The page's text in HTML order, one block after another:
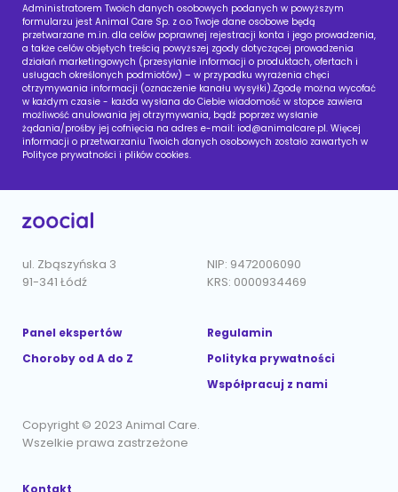
Administratorem Twoich danych osobowych podanych w powyższym
formularzu jest Animal Care Sp. z o.o Twoje dane osobowe będą
przetwarzane m.in. dla celów poprawnej rejestracji konta i jego prowadzenia,
a także celów objętych treścią powyższej zgody dotyczącej prowadzenia
działań marketingowych (przesyłanie informacji o produktach, ofertach i
usługach określonych podmiotów) – w przypadku wyrażenia chęci
otrzymywania informacji (oznaczenie kanału wysyłki).Zgodę można wycofać
w każdym czasie - każda wysłana do Ciebie wiadomość w stopce zawiera
możliwość anulowania jej otrzymywania, bądź poprzez wysłanie
żądania/prośby jej cofnięcia na adres e-mail: iod@animalcare.pl. Więcej
informacji o przetwarzaniu Twoich danych osobowych zostało zawartych w
Polityce prywatności i plików cookies.
ul. Zbąszyńska 3
91-341 Łódź
NIP: 9472006090
KRS: 0000934469
Panel ekspertów
Choroby od A do Z
Regulamin
Polityka prywatności
Współpracuj z nami
Copyright © 2023 Animal Care.
Wszelkie prawa zastrzeżone
Kontakt